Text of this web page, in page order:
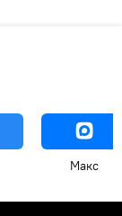
Макс